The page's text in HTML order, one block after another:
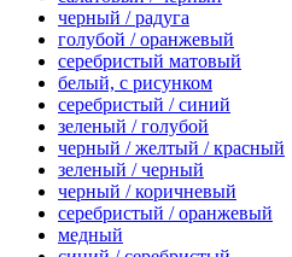
черный / радуга
голубой / оранжевый
серебристый матовый
белый, с рисунком
серебристый / синий
зеленый / голубой
черный / желтый / красный
зеленый / черный
черный / коричневый
серебристый / оранжевый
медный